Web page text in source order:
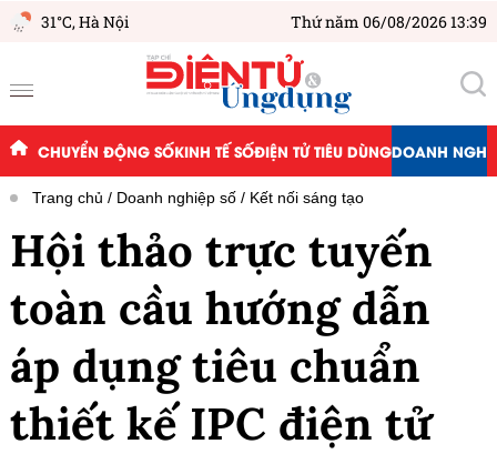
31°C,Hà Nội Thứ năm 06/08/2026 13:39
CHUYỂN ĐỘNG SỐKINH TẾ SỐĐIỆN TỬ TIÊU DÙNGDOANH
Trang chủ Doanh nghiệp số Kết nối sáng tạo
Hội thảo trực tuyến
toàn cầu hướng dẫn
áp dụng tiêu chuẩn
thiết kế IPC điện tử